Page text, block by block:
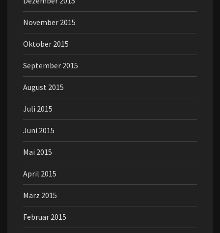
November 2015
Oktober 2015
September 2015
August 2015
Juli 2015
Juni 2015
Mai 2015
April 2015
März 2015
Februar 2015